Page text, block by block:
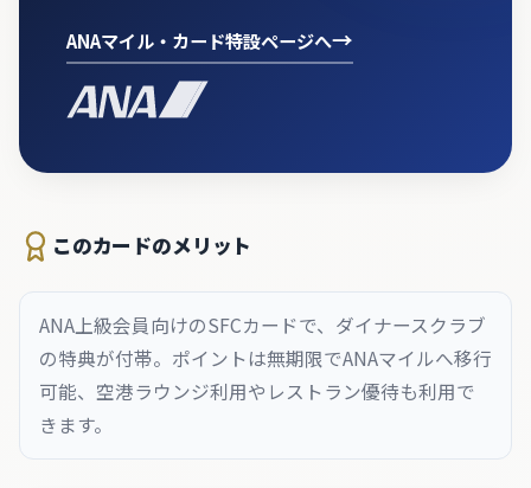
ANAマイル・カード特設ページへ→
このカードのメリット
ANA上級会員向けのSFCカードで、ダイナースクラブ
の特典が付帯。ポイントは無期限でANAマイルへ移行
可能、空港ラウンジ利用やレストラン優待も利用で
きます。